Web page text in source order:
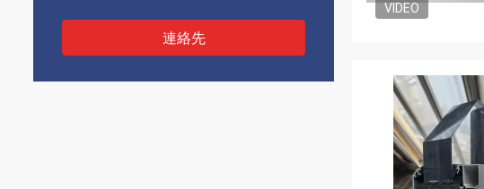
連絡先
VIDEO